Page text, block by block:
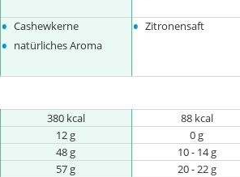
• Cashewkerne
• natürliches Aroma
• Zitronensaft
380 kcal 88 kcal
12 g 0 g
48 g 10 - 14 g
57 g 20 - 22 g